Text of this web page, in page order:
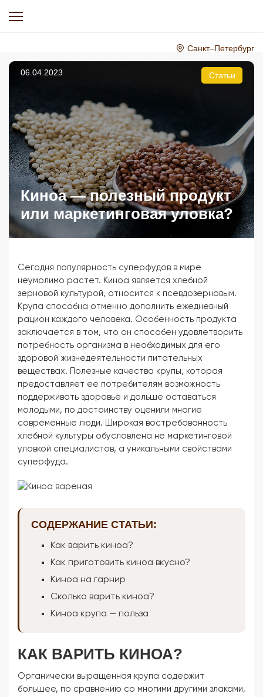
Санкт–Петербург
06.04.2023 Статьи
Киноа — полезный продукт
или маркетинговая уловка?
Сегодня популярность суперфудов в мире
неумолимо растет. Киноа является хлебной
зерновой культурой, относится к псевдозерновым.
Крупа способна отменно дополнить ежедневный
рацион каждого человека. Особенность продукта
заключается в том, что он способен удовлетворить
потребность организма в необходимых для его
здоровой жизнедеятельности питательных
веществах. Полезные качества крупы, которая
предоставляет ее потребителям возможность
поддерживать здоровье и дольше оставаться
молодыми, по достоинству оценили многие
современные люди. Широкая востребованность
хлебной культуры обусловлена не маркетинговой
уловкой специалистов, а уникальными свойствами
суперфуда.
СОДЕРЖАНИЕ СТАТЬИ:
Как варить киноа?
Как приготовить киноа вкусно?
Киноа на гарнир
Сколько варить киноа?
Киноа крупа — польза
КАК ВАРИТЬ КИНОА?
Органически выращенная крупа содержит
большее, по сравнению со многими другими злаками,